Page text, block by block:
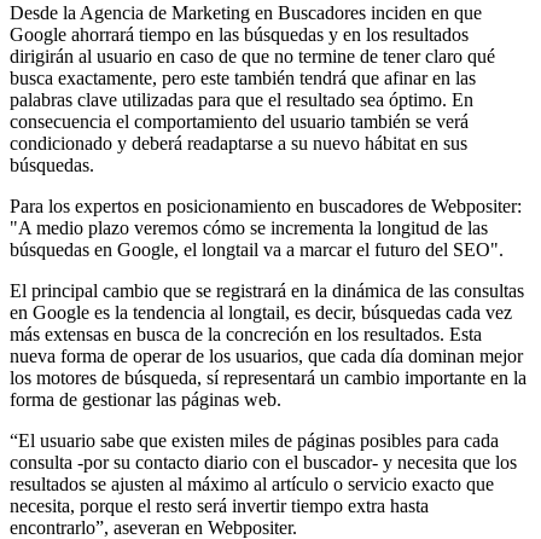
Desde la Agencia de Marketing en Buscadores inciden en que
Google ahorrará tiempo en las búsquedas y en los resultados
dirigirán al usuario en caso de que no termine de tener claro qué
busca exactamente, pero este también tendrá que afinar en las
palabras clave utilizadas para que el resultado sea óptimo. En
consecuencia el comportamiento del usuario también se verá
condicionado y deberá readaptarse a su nuevo hábitat en sus
búsquedas.
Para los expertos en posicionamiento en buscadores de Webpositer:
"A medio plazo veremos cómo se incrementa la longitud de las
búsquedas en Google, el longtail va a marcar el futuro del SEO".
El principal cambio que se registrará en la dinámica de las consultas
en Google es la tendencia al longtail, es decir, búsquedas cada vez
más extensas en busca de la concreción en los resultados. Esta
nueva forma de operar de los usuarios, que cada día dominan mejor
los motores de búsqueda, sí representará un cambio importante en la
forma de gestionar las páginas web.
“El usuario sabe que existen miles de páginas posibles para cada
consulta -por su contacto diario con el buscador- y necesita que los
resultados se ajusten al máximo al artículo o servicio exacto que
necesita, porque el resto será invertir tiempo extra hasta
encontrarlo”, aseveran en Webpositer.